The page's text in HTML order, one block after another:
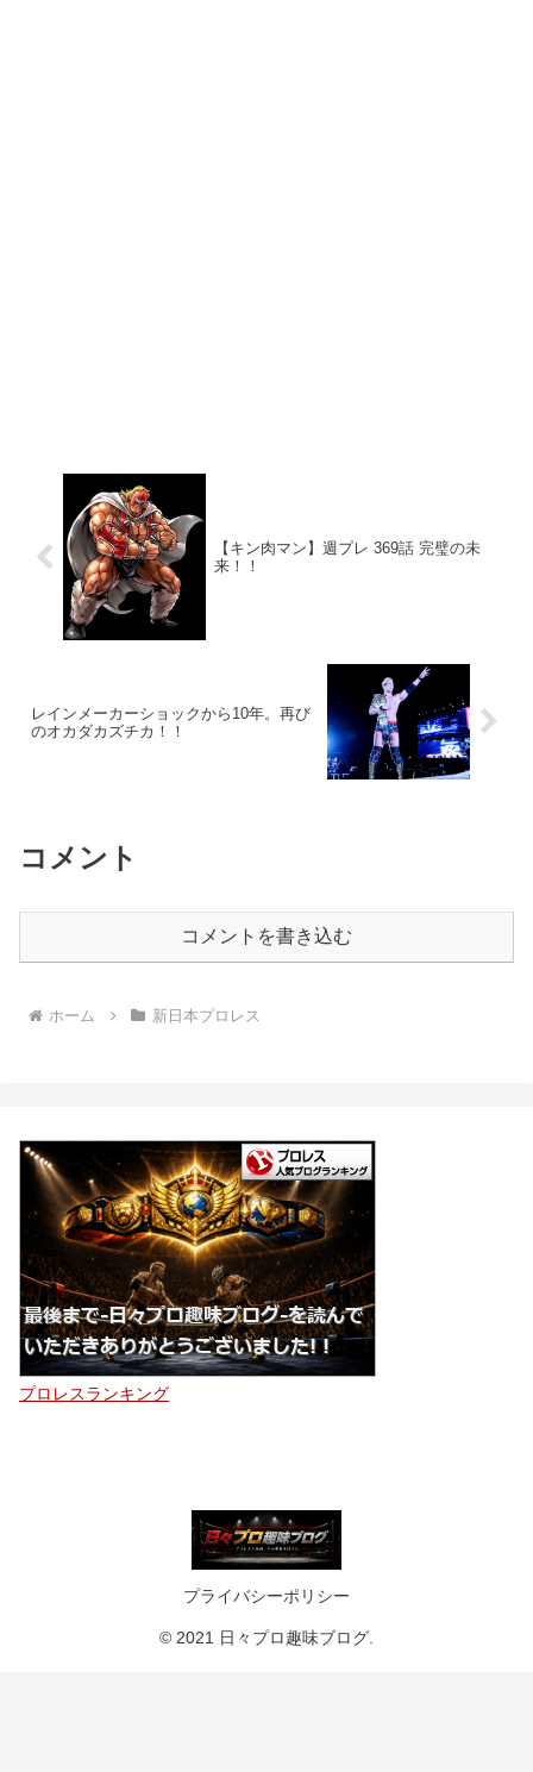
【キン肉マン】週プレ 369話 完璧の未
来！！
レインメーカーショックから10年。再び
のオカダカズチカ！！
コメント
コメントを書き込む
ホーム 新日本プロレス
プロレスランキング
プライバシーポリシー
© 2021 日々プロ趣味ブログ.